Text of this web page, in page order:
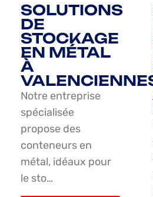
SOLUTIONS
DE
STOCKAGE
EN MÉTAL
À
Notre entreprise
spécialisée
propose des
conteneurs en
métal, idéaux pour
le sto…